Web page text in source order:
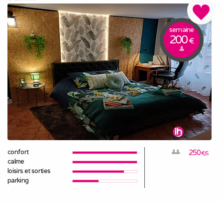
semaine
200€
confort
calme
loisirs et sorties
parking
250€/S